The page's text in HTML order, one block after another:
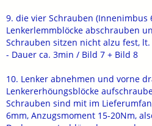
9. die vier Schrauben (Innenimbus
Lenkerlemmblöcke abschrauben
Schrauben sitzen nicht alzu fest,
- Dauer ca. 3min / Bild 7 + Bild 8
10. Lenker abnehmen und vorne
Lenkererhöungsblöcke
Schrauben sind mit im
6mm, Anzugsmoment 15-20Nm,